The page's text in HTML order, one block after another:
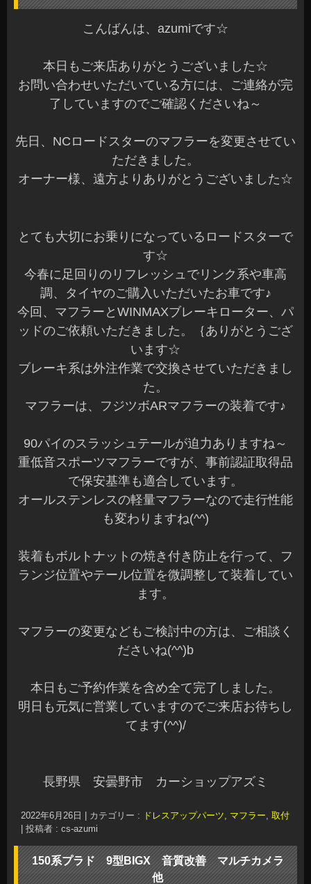
こんばんは、azumiです☆
本日もご来店ありがとうございました☆
お問い合わせいただいている方には、ご連絡が完
了していますのでご確認くださいね～
先日、NCロードスターのマフラーを変更させてい
ただきました。
オーナー様、遠方よりありがとうございました☆
とても大切にお乗りになっているロードスターで
す☆
今春に足回りのリフレッシュでリンク系や車高
調、タイヤのご購入いただいたお車です♪
今回、マフラーとWINMAXブレーキローター、パ
ッドのご依頼いただきました。｛ありがとうござ
います☆
ブレーキ系は外注作業で交換させていただきまし
た。
マフラーは、フジツボARマフラーの装着です♪
90パイのスラッシュテールが迫力ありますね～
重低音スポーツマフラーですが、事前認証取得品
で保安基準も適合しています。
オールステンレスの軽量マフラーなので走行性能
も変わりますね(^^)
装着もボルトナットの焼き付き防止を行って、フ
ランジ位置やテール位置を微調整して装着してい
ます。
マフラーの変更などもご検討中の方は、ご相談く
ださいね(^^)b
本日もご予約作業を含め全て完了しました。
明日も元気に営業していますのでご来店お待ちし
てます(^^)/
長野県 安曇野市 カーショップアズミ
2022年6月26日 カテゴリー : ドレスアップパーツ, マフラー, 取付
投稿者 : cs-azumi
150系プラド 9型BIGX 音質改善 マルチカメラ
他